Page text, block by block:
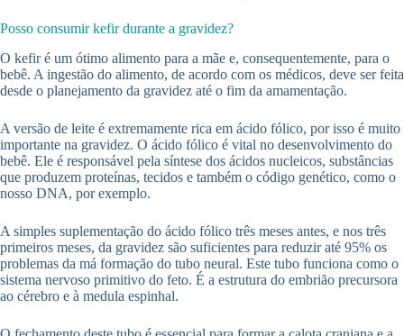
Posso consumir kefir durante a gravidez?
O kefir é um ótimo alimento para a mãe e, consequentemente, para o
bebê. A ingestão do alimento, de acordo com os médicos, deve ser feita
desde o planejamento da gravidez até o fim da amamentação.
A versão de leite é extremamente rica em ácido fólico, por isso é muito
importante na gravidez. O ácido fólico é vital no desenvolvimento do
bebê. Ele é responsável pela síntese dos ácidos nucleicos, substâncias
que produzem proteínas, tecidos e também o código genético, como o
nosso DNA, por exemplo.
A simples suplementação do ácido fólico três meses antes, e nos três
primeiros meses, da gravidez são suficientes para reduzir até 95% os
problemas da má formação do tubo neural. Este tubo funciona como o
sistema nervoso primitivo do feto. É a estrutura do embrião precursora
ao cérebro e à medula espinhal.